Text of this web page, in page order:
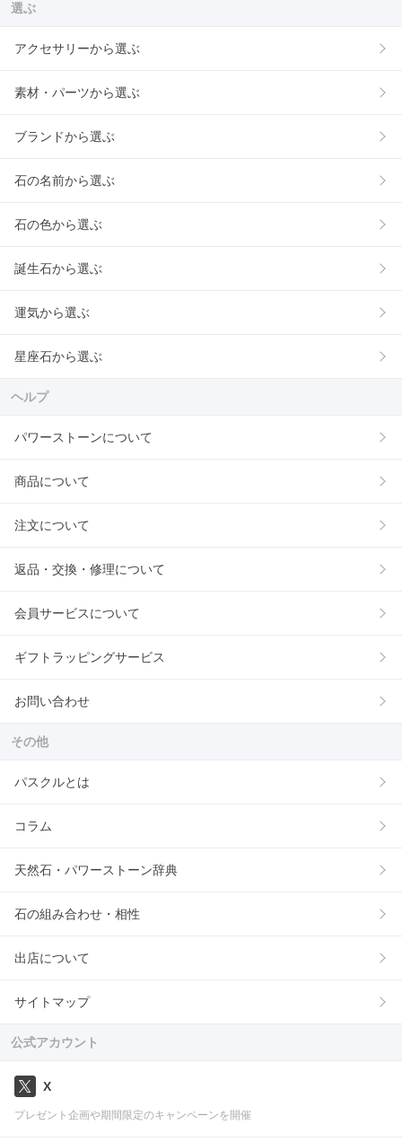
選ぶ
アクセサリーから選ぶ
素材・パーツから選ぶ
ブランドから選ぶ
石の名前から選ぶ
石の色から選ぶ
誕生石から選ぶ
運気から選ぶ
星座石から選ぶ
ヘルプ
パワーストーンについて
商品について
注文について
返品・交換・修理について
会員サービスについて
ギフトラッピングサービス
お問い合わせ
その他
パスクルとは
コラム
天然石・パワーストーン辞典
石の組み合わせ・相性
出店について
サイトマップ
公式アカウント
X
プレゼント企画や期間限定のキャンペーンを開催